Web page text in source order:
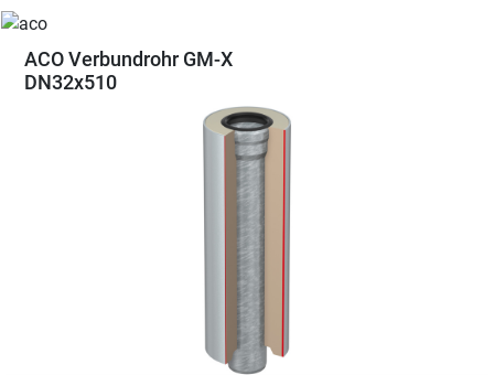
ACO Verbundrohr GM-X
DN32x510